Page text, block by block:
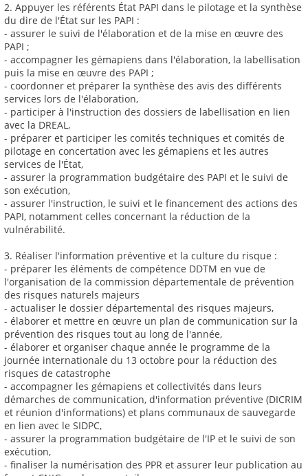
2. Appuyer les référents État PAPI dans le pilotage et la synthèse
du dire de l'État sur les PAPI :
- assurer le suivi de l'élaboration et de la mise en œuvre des
PAPI ;
- accompagner les gémapiens dans l'élaboration, la labellisation
puis la mise en œuvre des PAPI ;
- coordonner et préparer la synthèse des avis des différents
services lors de l'élaboration,
- participer à l'instruction des dossiers de labellisation en lien
avec la DREAL,
- préparer et participer les comités techniques et comités de
pilotage en concertation avec les gémapiens et les autres
services de l'État,
- assurer la programmation budgétaire des PAPI et le suivi de
son exécution,
- assurer l'instruction, le suivi et le financement des actions des
PAPI, notamment celles concernant la réduction de la
vulnérabilité.
3. Réaliser l'information préventive et la culture du risque :
- préparer les éléments de compétence DDTM en vue de
l'organisation de la commission départementale de prévention
des risques naturels majeurs
- actualiser le dossier départemental des risques majeurs,
- élaborer et mettre en œuvre un plan de communication sur la
prévention des risques tout au long de l'année,
- élaborer et organiser chaque année le programme de la
journée internationale du 13 octobre pour la réduction des
risques de catastrophe
- accompagner les gémapiens et collectivités dans leurs
démarches de communication, d'information préventive (DICRIM
et réunion d'informations) et plans communaux de sauvegarde
en lien avec le SIDPC,
- assurer la programmation budgétaire de l'IP et le suivi de son
exécution,
- finaliser la numérisation des PPR et assurer leur publication au